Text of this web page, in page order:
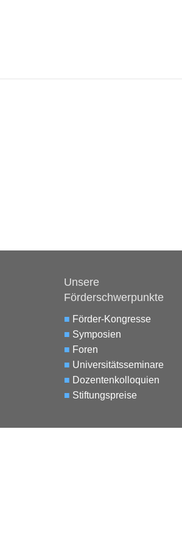
Unsere
Förderschwerpunkte
■ Förder-Kongresse
■ Symposien
■ Foren
■ Universitätsseminare
■ Dozentenkolloquien
■ Stiftungspreise